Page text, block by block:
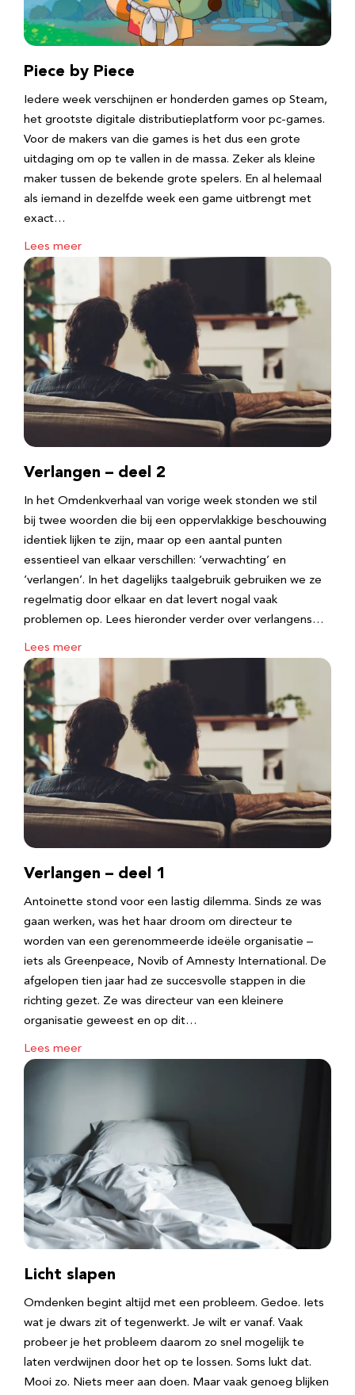
Piece by Piece
Iedere week verschijnen er honderden games op Steam,
het grootste digitale distributieplatform voor pc-games.
Voor de makers van die games is het dus een grote
uitdaging om op te vallen in de massa. Zeker als kleine
maker tussen de bekende grote spelers. En al helemaal
als iemand in dezelfde week een game uitbrengt met
exact…
Lees meer
Verlangen – deel 2
In het Omdenkverhaal van vorige week stonden we stil
bij twee woorden die bij een oppervlakkige beschouwing
identiek lijken te zijn, maar op een aantal punten
essentieel van elkaar verschillen: ‘verwachting’ en
‘verlangen’. In het dagelijks taalgebruik gebruiken we ze
regelmatig door elkaar en dat levert nogal vaak
problemen op. Lees hieronder verder over verlangens…
Lees meer
Verlangen – deel 1
Antoinette stond voor een lastig dilemma. Sinds ze was
gaan werken, was het haar droom om directeur te
worden van een gerenommeerde ideële organisatie –
iets als Greenpeace, Novib of Amnesty International. De
afgelopen tien jaar had ze succesvolle stappen in die
richting gezet. Ze was directeur van een kleinere
organisatie geweest en op dit…
Lees meer
Licht slapen
Omdenken begint altijd met een probleem. Gedoe. Iets
wat je dwars zit of tegenwerkt. Je wilt er vanaf. Vaak
probeer je het probleem daarom zo snel mogelijk te
laten verdwijnen door het op te lossen. Soms lukt dat.
Mooi zo. Niets meer aan doen. Maar vaak genoeg blijken